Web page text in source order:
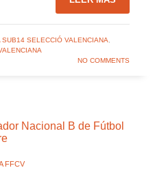
SUB14 SELECCIÓ VALENCIANA
NO COMMENTS
Nacional B de Fútbol
FFCV